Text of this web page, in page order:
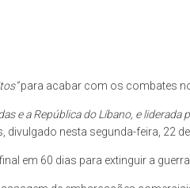
para acabar com os combates
e a República do Líbano, e
nesta segunda-feira, 22 de
em 60 dias para extinguir a guerra.